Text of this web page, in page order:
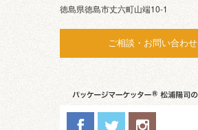
徳島県徳島市丈六町山端10-1
ご相談・お問い合わせ